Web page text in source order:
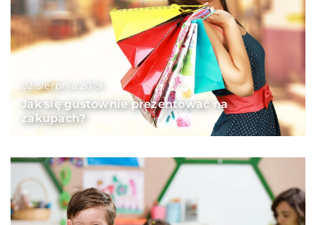
02 sierpnia 2019
Jak się gustownie prezentować na
zakupach?